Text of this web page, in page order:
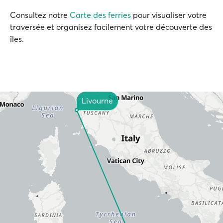
Consultez notre Carte des ferries pour visualiser votre
traversée et organisez facilement votre découverte des
îles.
Livourne